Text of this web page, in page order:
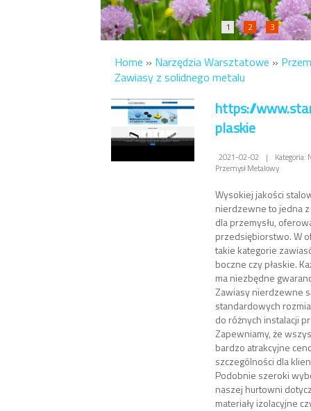
1 2 3
Home » Narzędzia Warsztatowe »
Zawiasy z solidnego metalu
https://
plaskie
2021-02-02 |
Kategoria:
Przemysł Metalowy
Wysokiej jakości
nierdzewne to jedna
dla przemysłu,
przedsiębiorstwo. W
takie kategorie
boczne czy płaskie.
ma niezbędne
Zawiasy nierdzewne
standardowych
do różnych instalacji
Zapewniamy, że
bardzo atrakcyjne
szczególności dla
Podobnie szeroki
naszej hurtowni
materiały izolacyjne